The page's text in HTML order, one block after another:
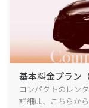
基本料金プラン（
コンパクトのレン
詳細は、こちらか